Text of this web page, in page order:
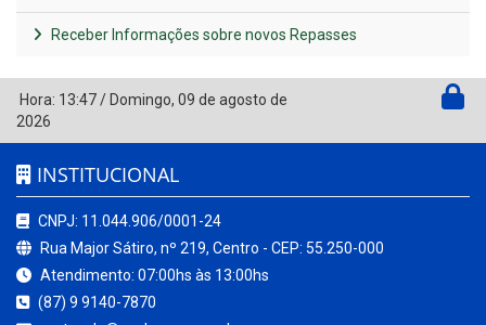
Receber Informações sobre novos Repasses
Hora: 13:47/Domingo, 09 de agosto de
2026
INSTITUCIONAL
CNPJ: 11.044.906/0001-24
Rua Major Sátiro, nº 219, Centro - CEP: 55.250-000
Atendimento: 07:00hs às 13:00hs
(87) 9 9140-7870